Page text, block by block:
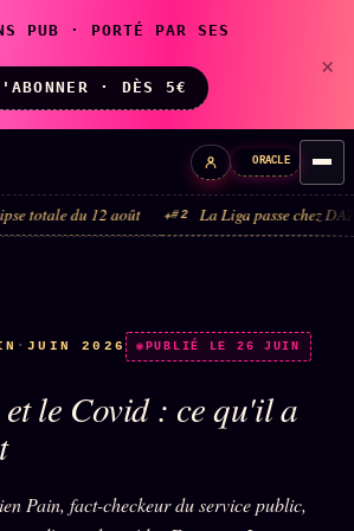
PUB · PORTÉ PAR SES
· DÈS 5€
×
ORACLE
LIVE · 24/7
↗
DE ZOÉ
12 août #2 La Liga passe chez DAZN et
·JUIN 2026 PUBLIÉ LE 26 JUIN
le Covid : ce qu'il a
Pain, fact-checkeur du service public,